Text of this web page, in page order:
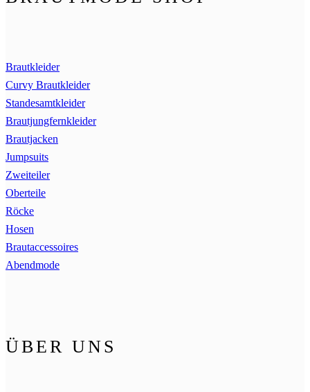
Brautkleider
Curvy Brautkleider
Standesamtkleider
Brautjungfernkleider
Brautjacken
Jumpsuits
Zweiteiler
Oberteile
Röcke
Hosen
Brautaccessoires
Abendmode
ÜBER UNS